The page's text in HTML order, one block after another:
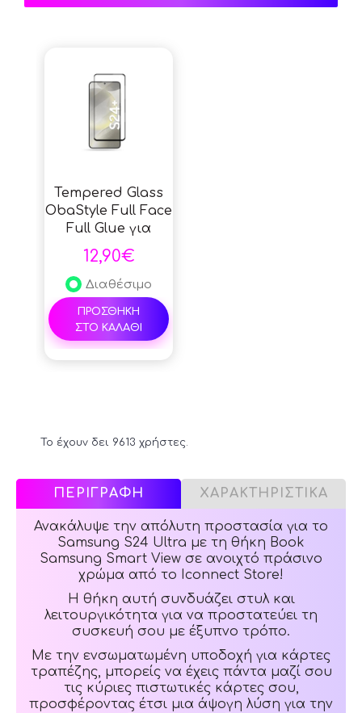
Το έχουν δει 9613 χρήστες.
Tempered Glass
ObaStyle Full Face
Full Glue για
Samsung Galaxy
S24 Ultra - Black
12,90€
Διαθέσιμο
ΠΡΟΣΘΗΚΗ
ΣΤΟ ΚΑΛΑΘΙ
ΠΕΡΙΓΡΑΦΗ ΧΑΡΑΚΤΗΡΙΣΤΙΚΑ
Ανακάλυψε την απόλυτη προστασία για το
Samsung S24 Ultra με τη θήκη Book
Samsung Smart View σε ανοιχτό πράσινο
χρώμα από το Iconnect Store!
Η θήκη αυτή συνδυάζει στυλ και
λειτουργικότητα για να προστατεύει τη
συσκευή σου με έξυπνο τρόπο.
Με την ενσωματωμένη υποδοχή για κάρτες
τραπέζης, μπορείς να έχεις πάντα μαζί σου
τις κύριες πιστωτικές κάρτες σου,
προσφέροντας έτσι μια άψογη λύση για την